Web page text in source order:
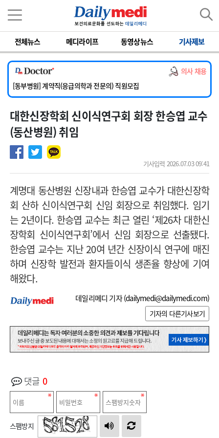
전체뉴스 메디라이프 동영상뉴스 기사제보
의사 채용
[서울아산병원] 2026년 하반기 인턴 모집
[영남대학교의료원] 마취통증의학과 임기제 임상의사 채용
[충남대학교병원] 소아청소년과(소아응급전담) 계약직 의사 공개채용
[동부병원] 계약직(응급의학과 전문의) 직원모집
[이대목동병원] 하반기 전공의(레지던트1년차) 모집
[서울아산병원] 2026년 하반기 인턴 모집
[영남대학교의료원] 마취통증의학과 임기제 임상의사 채용
대한신장학회 신이식연구회 회장 한승엽 교수
(동산병원) 취임
기사입력 2026.07.03 09:41
계명대 동산병원 신장내과 한승엽 교수가 대한신장학
회 산하 신이식연구회 신임 회장으로 취임했다. 임기
는 2년이다. 한승엽 교수는 최근 열린 ‘제26차 대한신
장학회 신이식연구회’에서 신임 회장으로 선출됐다.
한승엽 교수는 지난 20여 년간 신장이식 연구에 매진
하며 신장학 발전과 환자들이식 생존율 향상에 기여
해왔다.
데일리메디 기자 (dailymedi@dailymedi.com)
기자의 다른기사보기
댓글 0
스팸방지